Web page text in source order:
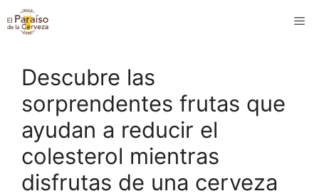
Saltar
al
Descubre las
sorprendentes frutas que
ayudan a reducir el
colesterol mientras
disfrutas de una cerveza